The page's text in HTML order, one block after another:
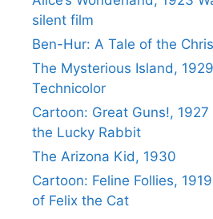
silent film
Ben-Hur: A Tale of the
The Mysterious Island,
Technicolor
Cartoon: Great Guns!,
the Lucky Rabbit
The Arizona Kid, 1930
Cartoon: Feline Follies,
of Felix the Cat